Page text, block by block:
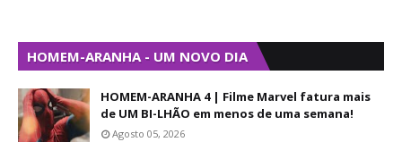
HOMEM-ARANHA - UM NOVO DIA
HOMEM-ARANHA 4 | Filme Marvel fatura mais
de UM BI-LHÃO em menos de uma semana!
Agosto 05, 2026